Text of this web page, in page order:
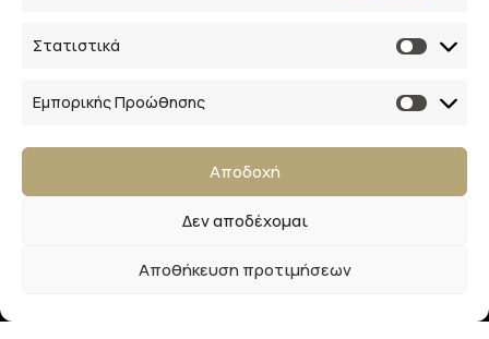
Στατιστικά
Εμπορικής Προώθησης
Αποδοχή
Δεν αποδέχομαι
Αποθήκευση προτιμήσεων
info@lalimainas.gr
(+30) 2410 55 22 57
Αρ. ΓΕΜΗ 154041940000